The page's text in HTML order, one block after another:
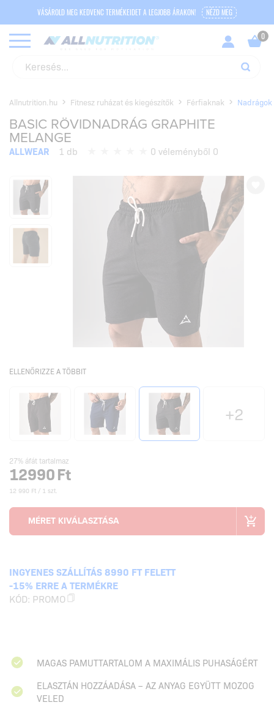
VÁSÁROLD MEG KEDVENC TERMÉKEIDET A LEGJOBB ÁRAKON! NÉZD MEG
Allnutrition.hu Fitnesz ruházat és kiegészítők Férfiaknak Nadrágok
BASIC RÖVIDNADRÁG GRAPHITE
MELANGE
ALLWEAR 1 db 0 véleményből 0
ELLENŐRIZZE A TÖBBIT
+2
27% áfát tartalmaz
12990Ft
12 990 Ft / 1 szt.
INGYENES SZÁLLÍTÁS 8990 FT FELETT
-15% ERRE A TERMÉKRE
KÓD: PROMO
MAGAS PAMUTTARTALOM A MAXIMÁLIS PUHASÁGÉRT
ELASZTÁN HOZZÁADÁSA – AZ ANYAG EGYÜTT MOZOG
VELED